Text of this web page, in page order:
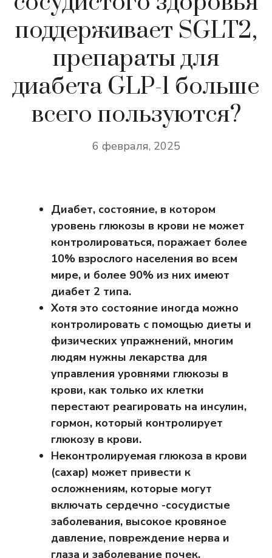
поддерживает SGLT2,
препараты для
диабета GLP-1 больше
всего пользуются?
6 февраля, 2025
Диабет, состояние, в котором
уровень глюкозы в крови не может
контролироваться, поражает более
10% взрослого населения во всем
мире, и более 90% из них имеют
диабет 2 типа.
Хотя это состояние иногда можно
контролировать с помощью диеты и
физических упражнений, многим
людям нужны лекарства для
управления уровнями глюкозы в
крови, как только их клетки
перестают реагировать на инсулин,
гормон, который контролирует
глюкозу в крови.
Неконтролируемая глюкоза в крови
(сахар) может привести к
осложнениям, которые могут
включать сердечно -сосудистые
заболевания, высокое кровяное
давление, повреждение нерва и
глаза и заболевание почек.